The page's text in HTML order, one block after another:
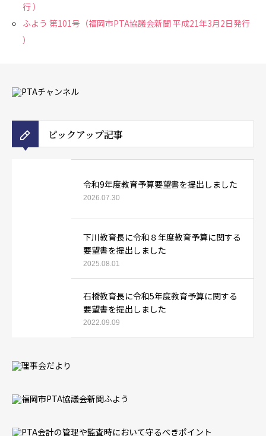
行 ）
ふよう 第101号（福岡市PTA協議会新聞 平成21年3月2日発行
）
ピックアップ記事
令和9年度教育予算要望書を提出しました
2026.07.30
下川教育長に令和８年度教育予算に関する
要望書を提出しました
2025.08.01
石橋教育長に令和5年度教育予算に関する
要望書を提出しました
2022.09.09